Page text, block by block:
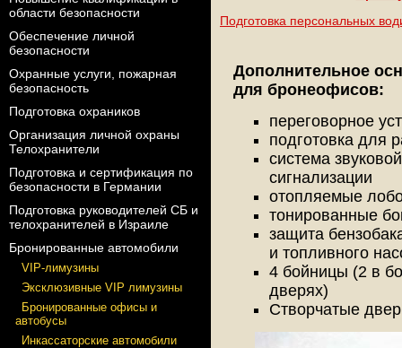
области безопасности
Обеспечение личной
безопасности
Охранные услуги, пожарная
безопасность
Подготовка охраников
Организация личной охраны
Телохранители
Подготовка и сертификация по
безопасности в Германии
Подготовка руководителей СБ и
телохранителей в Израиле
Бронированные автомобили
VIP-лимузины
Эксклюзивные VIP лимузины
Бронированные офисы и
автобусы
Инкассаторские автомобили
Подготовка персональных
Дополнительное
для бронеофисов:
переговорное
подготовка для
система
сигнализации
отопляемые
тонированные
защита
и топливного
4 бойницы (2 в
дверях)
Створчатые